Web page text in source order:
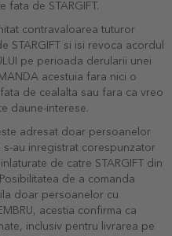
fata de STARGIFT.
contravaloarea tuturor
STARGIFT si isi revoca acordul
pe perioada derularii unei
acestuia fara nici o
de cealalta sau fara ca vreo
daune-interese.
adresat doar persoanelor
au inregistrat corespunzator
de catre STARGIFT din
de a comanda
doar persoanelor cu
acestia confirma ca
inclusiv pentru livrarea pe